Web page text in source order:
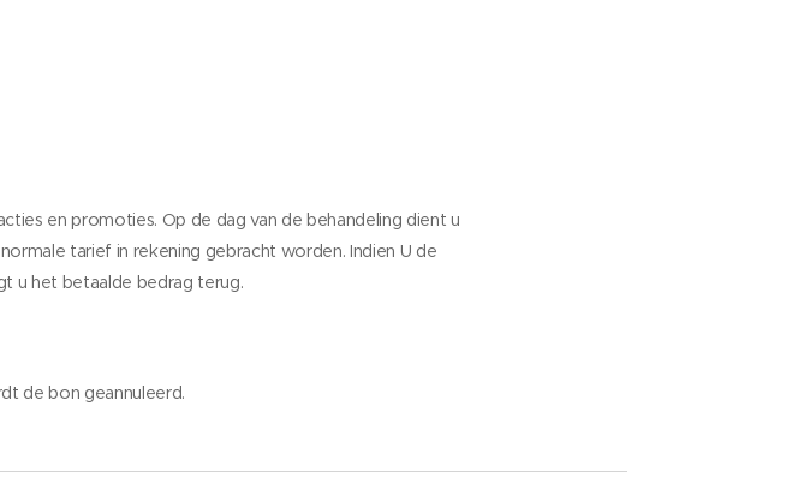
en promoties. Op de dag van de behandeling dient u
tarief in rekening gebracht worden. Indien U de
u het betaalde bedrag terug.
de bon geannuleerd.